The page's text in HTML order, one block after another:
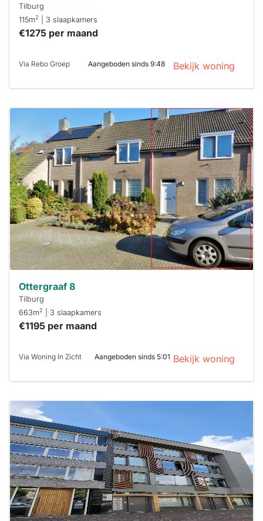
Tilburg
115m2 | 3 slaapkamers
€1275 per maand
Via Rebo Groep Aangeboden sinds 9:48 Bekijk woning
Deze woning
is
waarschijnlijk
al verhuurd
Om kans te
maken moet je
binnen 15
minuten
reageren.
Stekkies helpt
je hierbij!
Ottergraaf 8
Tilburg
663m2 | 3 slaapkamers
€1195 per maand
Via Woning In Zicht Aangeboden sinds 5:01 Bekijk woning
Deze woning
is
waarschijnlijk
al verhuurd
Om kans te
maken moet je
binnen 15
minuten
reageren.
Stekkies helpt
je hierbij!